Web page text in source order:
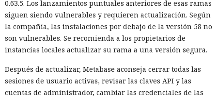
0.63.5. Los lanzamientos puntuales anteriores de esas ramas
siguen siendo vulnerables y requieren actualización. Según
la compañía, las instalaciones por debajo de la versión 58 no
son vulnerables. Se recomienda a los propietarios de
instancias locales actualizar su rama a una versión segura.
Después de actualizar, Metabase aconseja cerrar todas las
sesiones de usuario activas, revisar las claves API y las
cuentas de administrador, cambiar las credenciales de las